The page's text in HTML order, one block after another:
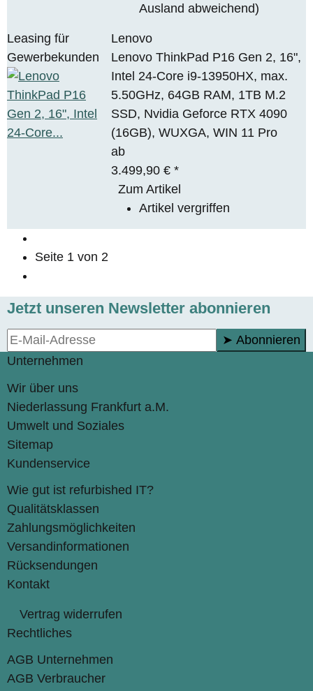
Ausland abweichend)
Leasing für
Gewerbekunden
Lenovo
Lenovo ThinkPad P16 Gen 2, 16",
Intel 24-Core i9-13950HX, max.
5.50GHz, 64GB RAM, 1TB M.2
SSD, Nvidia Geforce RTX 4090
(16GB), WUXGA, WIN 11 Pro
ab
3.499,90 €*
Zum Artikel
Artikel vergriffen
Seite 1 von 2
Jetzt unseren Newsletter abonnieren
➤ Abonnieren
Unternehmen
Wir über uns
Niederlassung Frankfurt a.M.
Umwelt und Soziales
Sitemap
Kundenservice
Wie gut ist refurbished IT?
Qualitätsklassen
Zahlungsmöglichkeiten
Versandinformationen
Rücksendungen
Kontakt
Vertrag widerrufen
Rechtliches
AGB Unternehmen
AGB Verbraucher